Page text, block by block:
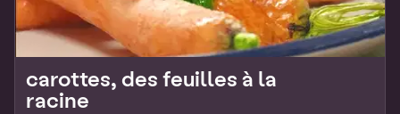
carottes, des feuilles à la
racine